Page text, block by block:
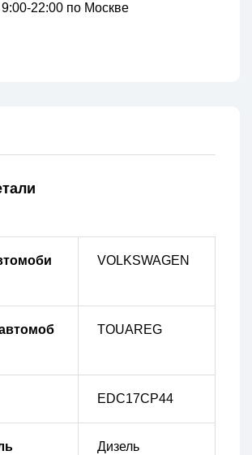
9:00-22:00 по Москве
VOLKSWAGEN
TOUAREG
EDC17CP44
Дизель